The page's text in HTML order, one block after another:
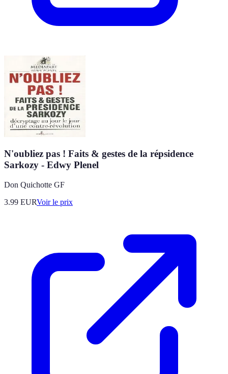
N'oubliez pas ! Faits & gestes de la répsidence
Sarkozy - Edwy Plenel
Don Quichotte GF
3.99 EURVoir le prix